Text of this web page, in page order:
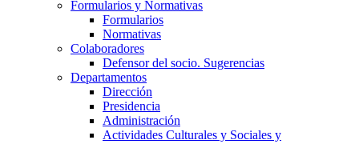
Formularios y Normativas
Formularios
Normativas
Colaboradores
Defensor del socio. Sugerencias
Departamentos
Dirección
Presidencia
Administración
Actividades Culturales y Sociales y